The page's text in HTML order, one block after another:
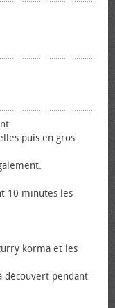
puis en gros
10 minutes les
korma et les
découvert pendant